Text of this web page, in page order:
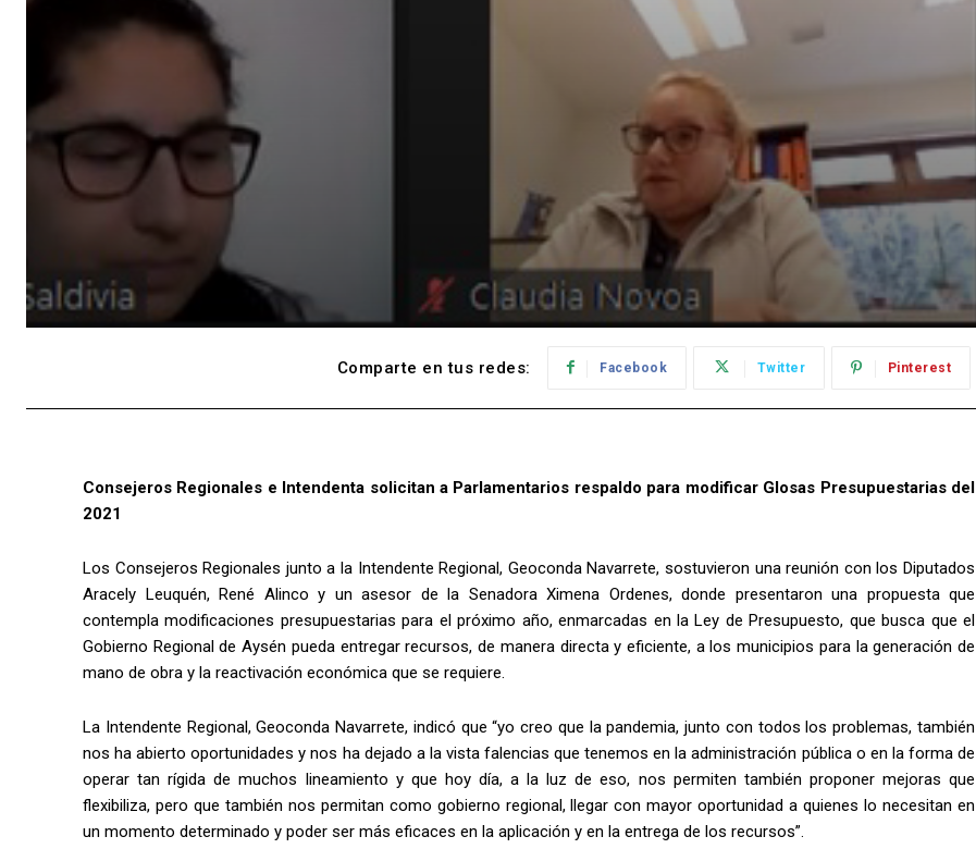
Comparte en tus redes: Facebook Twitter Pinterest
Consejeros Regionales e Intendenta solicitan a Parlamentarios respaldo para modificar Glosas Presupuestarias del
2021
Los Consejeros Regionales junto a la Intendente Regional, Geoconda Navarrete, sostuvieron una reunión con los Diputados
Aracely Leuquén, René Alinco y un asesor de la Senadora Ximena Ordenes, donde presentaron una propuesta que
contempla modificaciones presupuestarias para el próximo año, enmarcadas en la Ley de Presupuesto, que busca que el
Gobierno Regional de Aysén pueda entregar recursos, de manera directa y eficiente, a los municipios para la generación de
mano de obra y la reactivación económica que se requiere.
La Intendente Regional, Geoconda Navarrete, indicó que “yo creo que la pandemia, junto con todos los problemas, también
nos ha abierto oportunidades y nos ha dejado a la vista falencias que tenemos en la administración pública o en la forma de
operar tan rígida de muchos lineamiento y que hoy día, a la luz de eso, nos permiten también proponer mejoras que
flexibiliza, pero que también nos permitan como gobierno regional, llegar con mayor oportunidad a quienes lo necesitan en
un momento determinado y poder ser más eficaces en la aplicación y en la entrega de los recursos”.